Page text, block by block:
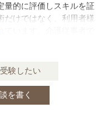
量的に評価しスキルを証
だけではなく、利用者様
います。介護従事者で
受験したい
を書く